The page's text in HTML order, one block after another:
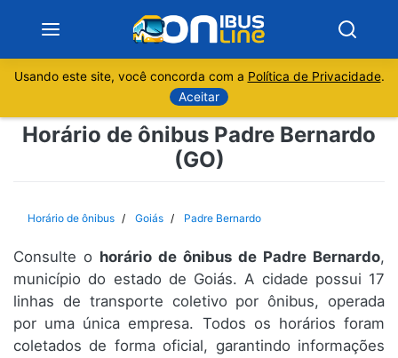
Sobre
Rio de Janeiro
Espírito Santo
Usando este site, você concorda com a Política de Privacidade.
Aceitar
Horário de ônibus Padre Bernardo
(GO)
Horário de ônibus Goiás Padre Bernardo
Consulte o horário de ônibus de Padre Bernardo,
município do estado de Goiás. A cidade possui 17
linhas de transporte coletivo por ônibus, operada
por uma única empresa. Todos os horários foram
coletados de forma oficial, garantindo informações